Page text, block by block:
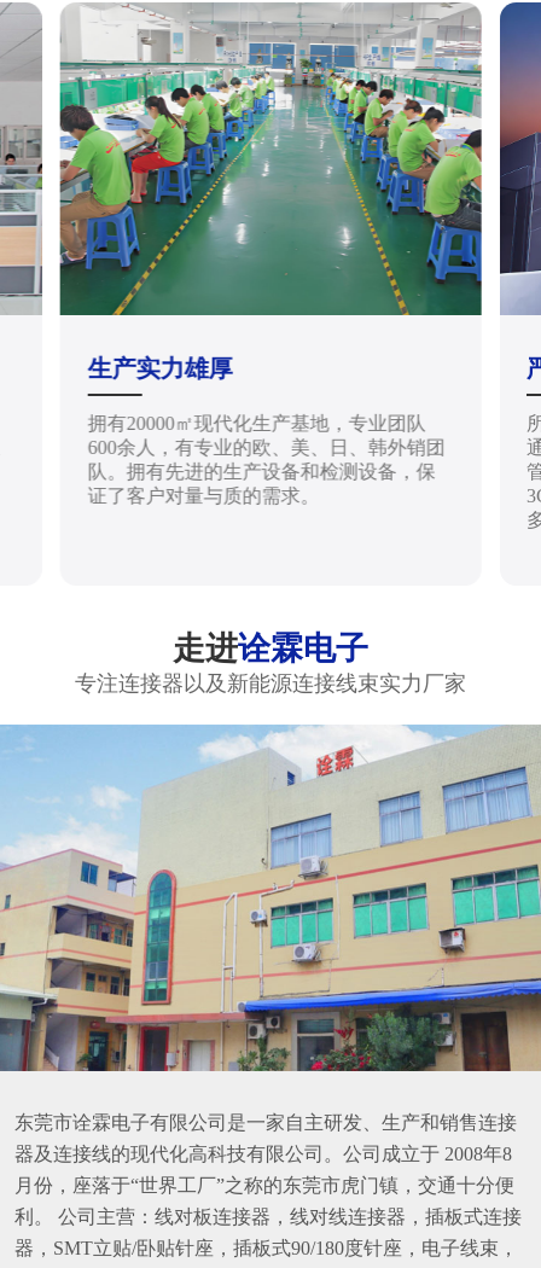
生产实力雄厚
拥有20000㎡现代化生产基地，专业团队
600余人，有专业的欧、美、日、韩外销团
队。拥有先进的生产设备和检测设备，保
证了客户对量与质的需求。
走进诠霖电子
专注连接器以及新能源连接线束实力厂家
东莞市诠霖电子有限公司是一家自主研发、生产和销售连接
器及连接线的现代化高科技有限公司。公司成立于 2008年8
月份，座落于“世界工厂”之称的东莞市虎门镇，交通十分便
利。 公司主营：线对板连接器，线对线连接器，插板式连接
器，SMT立贴/卧贴针座，插板式90/180度针座，电子线束，